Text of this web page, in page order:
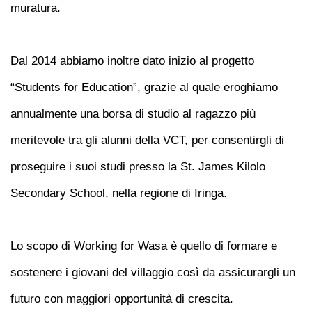
muratura.
Dal 2014 abbiamo inoltre dato inizio al progetto
“Students for Education”, grazie al quale eroghiamo
annualmente una borsa di studio al ragazzo più
meritevole tra gli alunni della VCT, per consentirgli di
proseguire i suoi studi presso la St. James Kilolo
Secondary School, nella regione di Iringa.
Lo scopo di Working for Wasa è quello di formare e
sostenere i giovani del villaggio così da assicurargli un
futuro con maggiori opportunità di crescita.